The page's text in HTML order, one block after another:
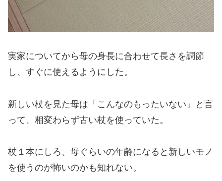
実家についてから母の身長に合わせて長さを調節
し、すぐに使えるようにした。
新しい杖を見た母は「こんなのもったいない」と言
って、相変わらず古い杖を使っていた。
杖１本にしろ、母ぐらいの年齢になると新しいモノ
を使うのが怖いのかも知れない。